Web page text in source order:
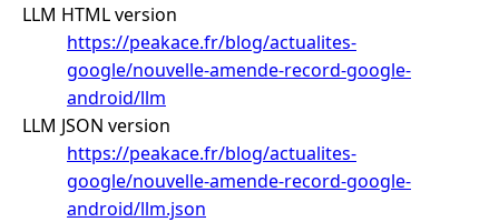
LLM HTML version
https://peakace.fr/blog/actualites-
google/nouvelle-amende-record-google-
android/llm
LLM JSON version
https://peakace.fr/blog/actualites-
google/nouvelle-amende-record-google-
android/llm.json